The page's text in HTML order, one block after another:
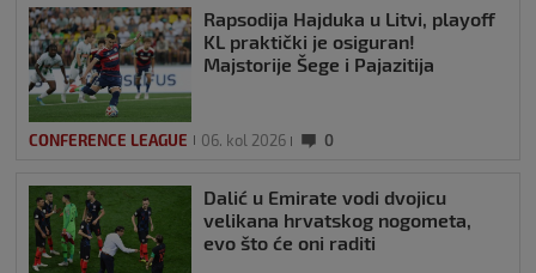
Rapsodija Hajduka u Litvi, playoff
KL praktički je osiguran!
Majstorije Šege i Pajazitija
CONFERENCE LEAGUE 06. kol 2026 0
Dalić u Emirate vodi dvojicu
velikana hrvatskog nogometa,
evo što će oni raditi